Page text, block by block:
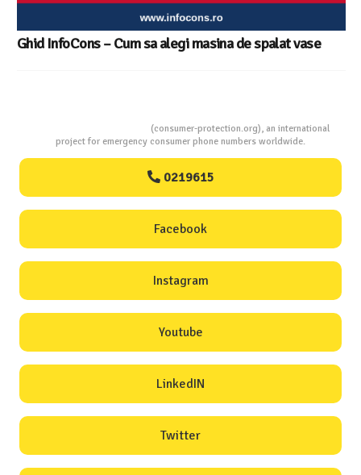
Ghid InfoCons – Cum sa alegi masina de spalat vase
(consumer-protection.org), an international
project for emergency consumer phone numbers worldwide.
0219615
Facebook
Instagram
Youtube
LinkedIN
Twitter